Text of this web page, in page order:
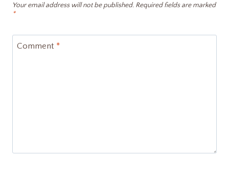
Your email address will not be published. Required fields are marked
*
Comment *